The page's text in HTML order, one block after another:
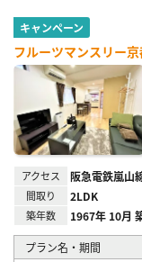
キャンペーン
フルーツマンスリー
アクセス 阪急電鉄嵐山
間取り 2LDK
築年数 1967年 10月
プラン名・期間